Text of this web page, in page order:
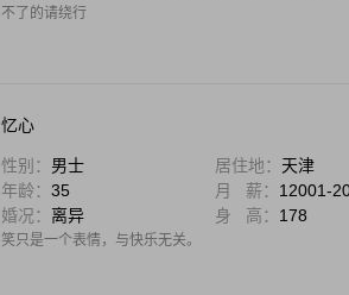
不了的请绕行
忆心
性别： 男士 居住地： 天津
年龄： 35 月 薪： 12001-
婚况： 离异 身 高： 178
笑只是一个表情，与快乐无关。